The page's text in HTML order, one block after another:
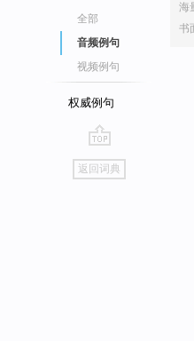
全部
音频例句
视频例句
权威例句
go
top
返回词典
海
书